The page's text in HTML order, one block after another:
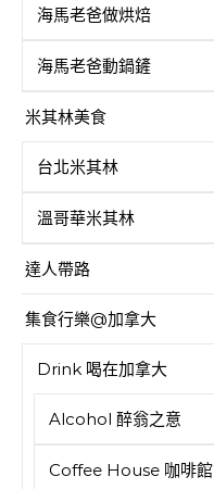
海馬老爸做烘焙
海馬老爸動鍋鏟
米其林美食
台北米其林
溫哥華米其林
達人帶路
集食行樂@加拿大
Drink 喝在加拿大
Alcohol 醉翁之意
Coffee House 咖啡館